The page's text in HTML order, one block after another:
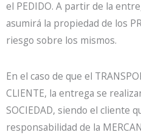
el PEDIDO. A partir de la
asumirá la propiedad de los
riesgo sobre los mismos.
En el caso de que el
CLIENTE, la entrega se
SOCIEDAD, siendo el cliente
responsabilidad de la